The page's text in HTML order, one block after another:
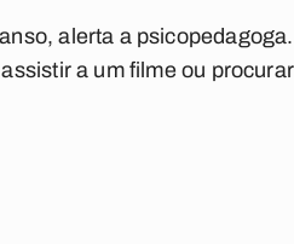
alerta a
a um filme ou